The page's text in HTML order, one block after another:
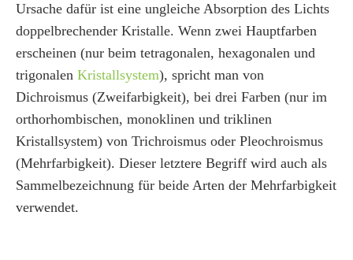
Ursache dafür ist eine ungleiche Absorption des Lichts
doppelbrechender Kristalle. Wenn zwei Hauptfarben
erscheinen (nur beim tetragonalen, hexagonalen und
trigonalen Kristallsystem), spricht man von
Dichroismus (Zweifarbigkeit), bei drei Farben (nur im
orthorhombischen, monoklinen und triklinen
Kristallsystem) von Trichroismus oder Pleochroismus
(Mehrfarbigkeit). Dieser letztere Begriff wird auch als
Sammelbezeichnung für beide Arten der Mehrfarbigkeit
verwendet.